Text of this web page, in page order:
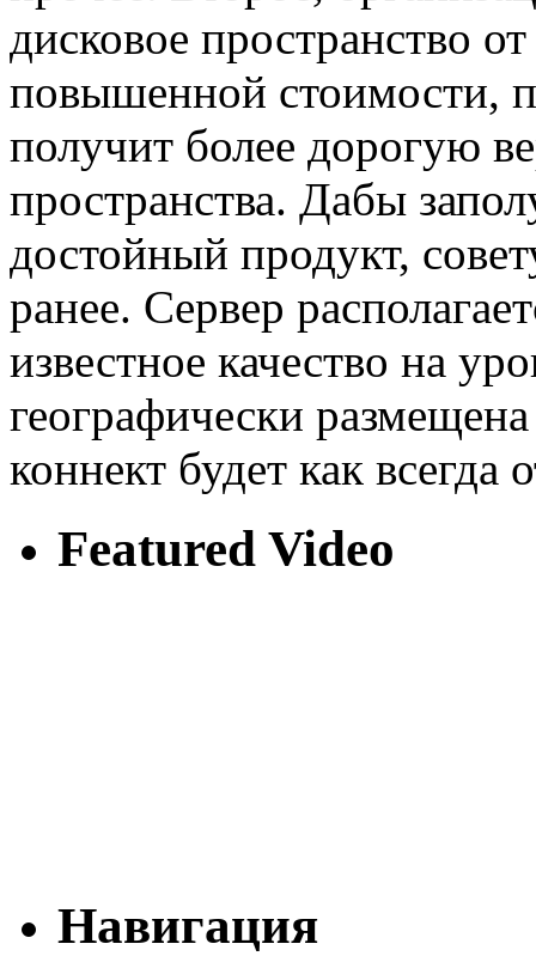
дисковое пространство
повышенной стоимости,
получит более дорогую
пространства. Дабы
достойный продукт,
ранее. Сервер
известное качество на
географически
коннект будет как всегда
Featured Video
Навигация